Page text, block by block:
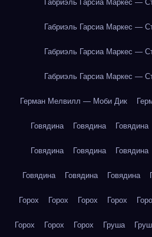
Габриэль Гарсиа Маркес —
Габриэль Гарсиа Маркес —
Габриэль Гарсиа Маркес —
Габриэль Гарсиа Маркес —
Герман Мелвилл — Моби Дик
Говядина Говядина Говядина
Говядина Говядина Говядина
Говядина Говядина Говядина
Горох Горох Горох Горох
Горох Горох Горох Груша